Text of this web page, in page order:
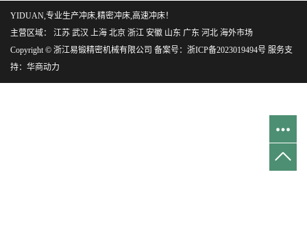
YIDUAN,专业生产冲床,精密冲床,高速冲床！
主营区域： 江苏 武汉 上海 北京 浙江 安徽 山东 广东 河北 海外市场
Copyright © 浙江易锻精密机械有限公司 备案号： 浙ICP备2023019494号 服务支
持： 华商动力